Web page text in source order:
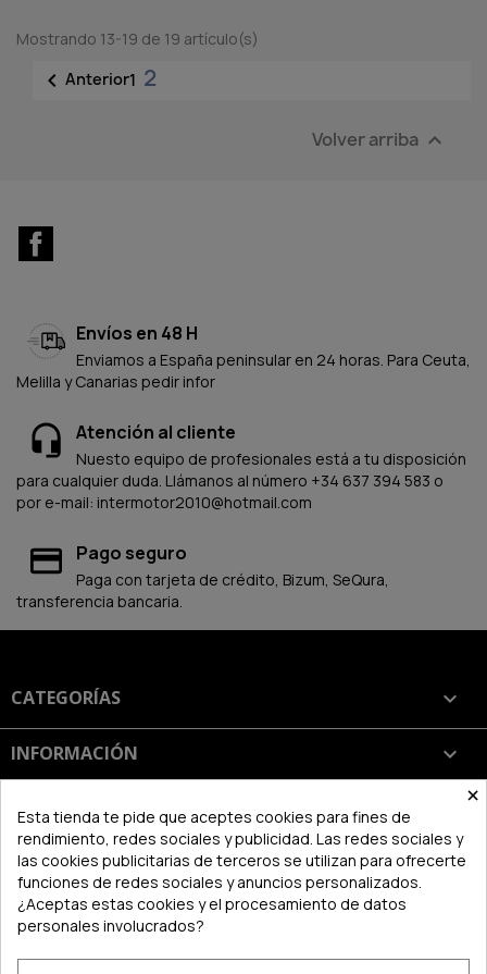
Mostrando 13-19 de 19 artículo(s)
 Anterior1 2
Volver arriba 
Envíos en 48 H
Enviamos a España peninsular en 24 horas. Para Ceuta,
Melilla y Canarias pedir infor
Atención al cliente
Nuesto equipo de profesionales está a tu disposición
para cualquier duda. Llámanos al número +34 637 394 583 o
por e-mail: intermotor2010@hotmail.com
Pago seguro
Paga con tarjeta de crédito, Bizum, SeQura,
transferencia bancaria.
CATEGORÍAS 
INFORMACIÓN 
SU CUENTA
INFORMACIÓN DE LA TIENDA keyboard_arrow_down
×
Esta tienda te pide que aceptes cookies para fines de
rendimiento, redes sociales y publicidad. Las redes sociales y
las cookies publicitarias de terceros se utilizan para ofrecerte
funciones de redes sociales y anuncios personalizados.
¿Aceptas estas cookies y el procesamiento de datos
personales involucrados?